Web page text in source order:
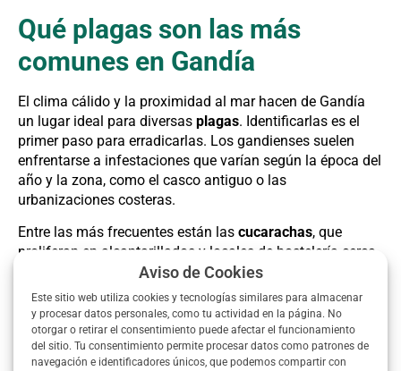
Aviso de Cookies
Este sitio web utiliza cookies y tecnologías similares para almacenar
y procesar datos personales, como tu actividad en la página. No
otorgar o retirar el consentimiento puede afectar el funcionamiento
del sitio. Tu consentimiento permite procesar datos como patrones de
navegación e identificadores únicos, que podemos compartir con
Qué plagas son las más
comunes en Gandía
El clima cálido y la proximidad al mar hacen de Gandía
un lugar ideal para diversas plagas. Identificarlas es el
primer paso para erradicarlas. Los gandienses suelen
enfrentarse a infestaciones que varían según la época del
año y la zona, como el casco antiguo o las
urbanizaciones costeras.
Entre las más frecuentes están las cucarachas, que
proliferan en alcantarillados y locales de hostelería cerca
del paseo marítimo. Losmosquitosabundan en verano,
especialmente cerca de humedales y arrozales. Las
termitasafectan estructuras de madera en edificios
históricos, mientras queratasse esconden en áreas
portuarias y almacenes de alimentos.